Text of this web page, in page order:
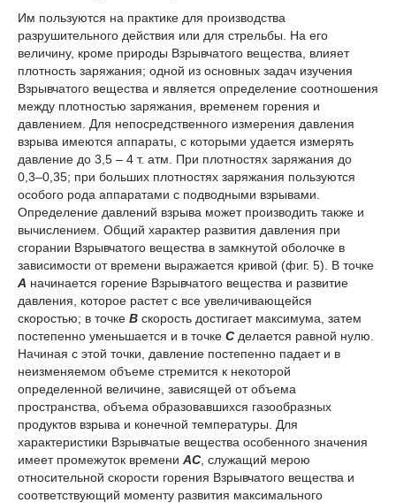
Им пользуются на практике для производства
разрушительного действия или для стрельбы. На его
величину, кроме природы Взрывчатого вещества, влияет
плотность заряжания; одной из основных задач изучения
Взрывчатого вещества и является определение соотношения
между плотностью заряжания, време­нем горения и
давлением. Для непосредственного измерения давления
взрыва имеются аппараты, с которыми удается измерять
давление до 3,5 – 4 т. атм. При плотностях заряжания до
0,3–0,35; при больших плотностях заряжания пользуются
особого рода аппаратами с подводными взрывами.
Определение давлений взрыва может производить также и
вычислением. Общий характер развития давления при
сгорании Взрывчатого вещества в замкнутой оболочке в
зависимости от времени выражается кривой (фиг. 5). В точке
А начинается горение Взрывчатого вещества и развитие
давления, которое растет с все увеличивающейся
скоростью; в точке В скорость достигает максимума, затем
постепенно уменьшается и в точке С делается равной нулю.
Начиная с этой точки, давление постепенно падает и в
неизменяемом объеме стремится к некоторой
определенной величине, зависящей от объема
пространства, объема образовавшихся газообразных
продуктов взрыва и конечной температуры. Для
характеристики Взрывчатые вещества особенного значения
имеет промежуток времени АC , служащий мерою
относительной скорости горения Взрывчатого вещества и
соответствующий моменту развития максимального